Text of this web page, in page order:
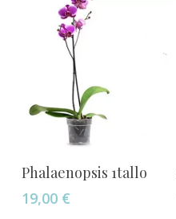
Añadir Al Carrito
Phalaenopsis 1tallo
19,00 €